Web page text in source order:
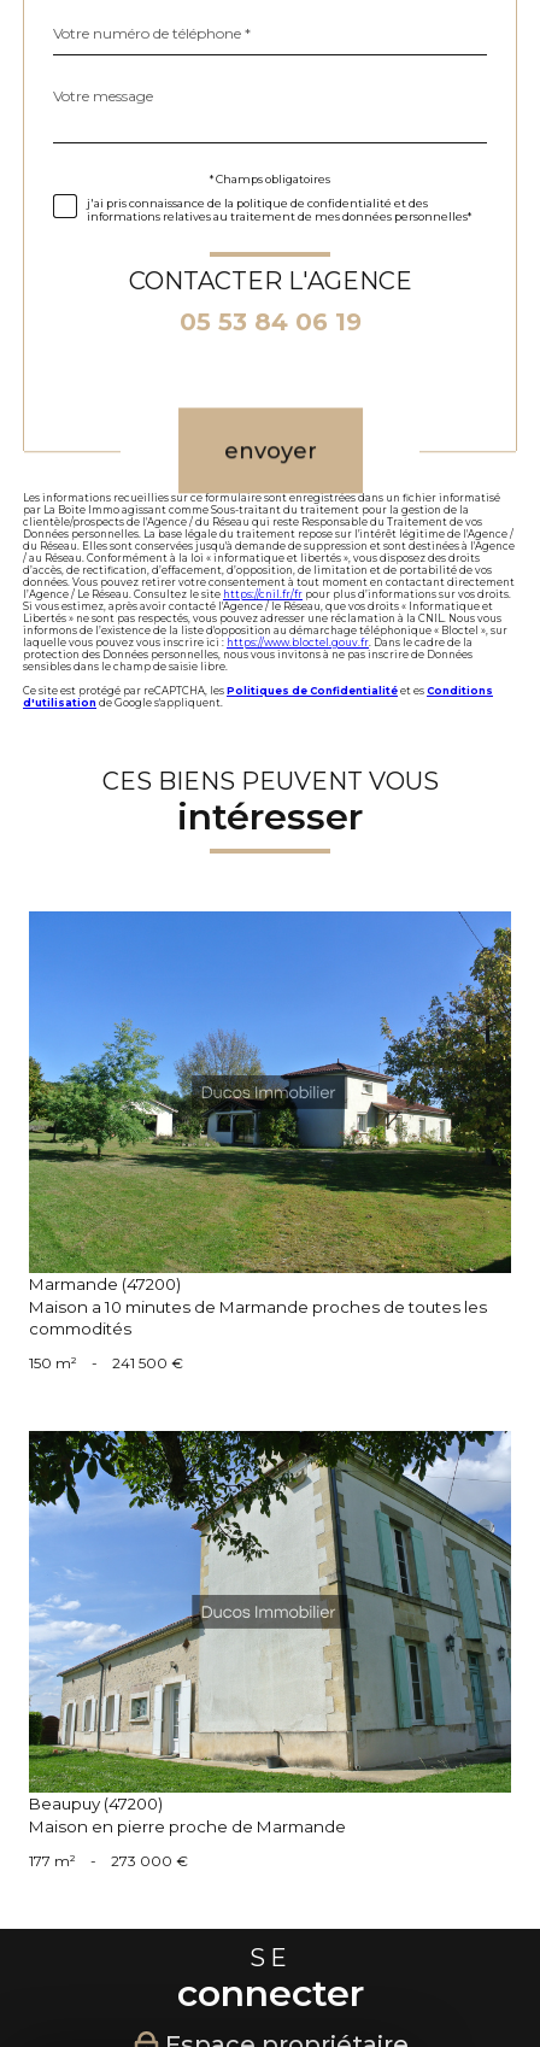
*
Fieldset
Message
*
* Champs obligatoires
j'ai pris connaissance de la politique de confidentialité et des
informations relatives au traitement de mes données personnelles*
CONTACTER L'AGENCE
05 53 84 06 19
envoyer
Les informations recueillies sur ce formulaire sont enregistrées dans un fichier informatisé
par La Boite Immo agissant comme Sous-traitant du traitement pour la gestion de la
clientèle/prospects de l'Agence / du Réseau qui reste Responsable du Traitement de vos
Données personnelles. La base légale du traitement repose sur l'intérêt légitime de l'Agence /
du Réseau. Elles sont conservées jusqu'à demande de suppression et sont destinées à l'Agence
/ au Réseau. Conformément à la loi « informatique et libertés », vous disposez des droits
d’accès, de rectification, d’effacement, d’opposition, de limitation et de portabilité de vos
données. Vous pouvez retirer votre consentement à tout moment en contactant directement
l’Agence / Le Réseau. Consultez le site https://cnil.fr/fr pour plus d’informations sur vos droits.
Si vous estimez, après avoir contacté l'Agence / le Réseau, que vos droits « Informatique et
Libertés » ne sont pas respectés, vous pouvez adresser une réclamation à la CNIL. Nous vous
informons de l’existence de la liste d'opposition au démarchage téléphonique « Bloctel », sur
laquelle vous pouvez vous inscrire ici : https://www.bloctel.gouv.fr . Dans le cadre de la
protection des Données personnelles, nous vous invitons à ne pas inscrire de Données
sensibles dans le champ de saisie libre.
Ce site est protégé par reCAPTCHA, les Politiques de Confidentialité et es Conditions
d'utilisation de Google s'appliquent.
CES BIENS PEUVENT VOUS
intéresser
voir le bien
Marmande (47200)
Maison a 10 minutes de Marmande proches de toutes les
commodités
150 m² - 241 500 €
voir le bien
Beaupuy (47200)
Maison en pierre proche de Marmande
177 m² - 273 000 €
SE
connecter